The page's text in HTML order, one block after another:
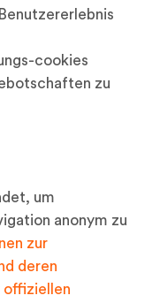
cookies
zu
um
anonym zu
zur
deren
offiziellen